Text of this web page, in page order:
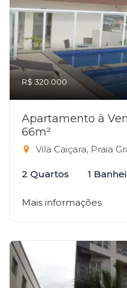
R$ 320.000
Apartamento à
66m²
Vila Caiçara, Praia
2 Quartos 1
Mais informações